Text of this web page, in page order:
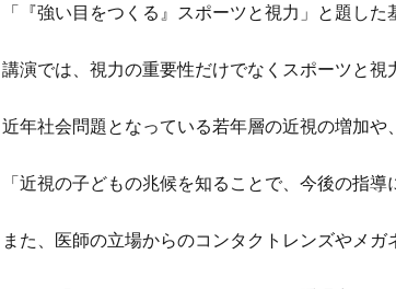
「『強い目をつくる』スポーツと視力」と題した
講演では、視力の重要性だけでなくスポーツと視
近年社会問題となっている若年層の近視の増加や
「近視の子どもの兆候を知ることで、今後の指
また、医師の立場からのコンタクトレンズやメガ